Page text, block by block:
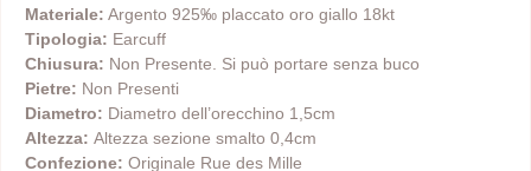
Materiale: Argento 925‰ placcato oro giallo 18kt
Tipologia: Earcuff
Chiusura: Non Presente. Si può portare senza buco
Pietre: Non Presenti
Diametro: Diametro dell’orecchino 1,5cm
Altezza: Altezza sezione smalto 0,4cm
Confezione: Originale Rue des Mille